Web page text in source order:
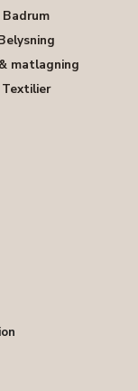
Badrum
matlagning
Textilier